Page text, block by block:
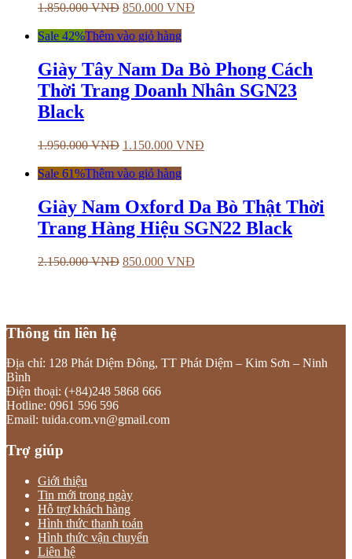
1.850.000VNĐ 850.000 VNĐ
Sale 42%Thêm vào giỏ hàng
Giày Tây Nam Da Bò Phong Cách
Thời Trang Doanh Nhân SGN23
Black
1.950.000VNĐ 1.150.000 VNĐ
Sale 61%Thêm vào giỏ hàng
Giày Nam Oxford Da Bò Thật Thời
Trang Hàng Hiệu SGN22 Black
2.150.000VNĐ 850.000 VNĐ
Thông tin liên hệ
Địa chỉ: 128 Phát Diệm Đông, TT Phát Diệm – Kim Sơn – Ninh
Bình
Điện thoại: (+84)248 5868 666
Hotline: 0961 596 596
Email: tuida.com.vn@gmail.com
Trợ giúp
Giới thiệu
Tin mới trong ngày
Hỗ trợ khách hàng
Hình thức thanh toán
Hình thức vận chuyển
Liên hệ